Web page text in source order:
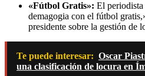
«Fútbol Gratis»: El
demagogia con el fútbol
presidente sobre la gestión de
Te puede interesar: Oscar
una clasificación de locura en